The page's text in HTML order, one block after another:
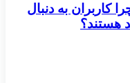
کاربران به دنبال
هستند؟